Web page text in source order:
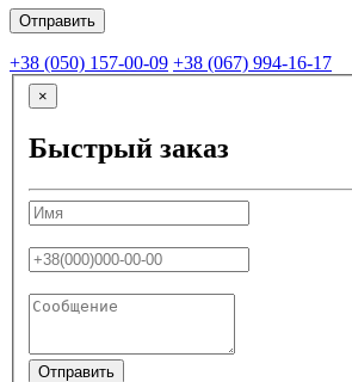
+38 (050) 157-00-09 +38 (067) 994-16-17
×
Быстрый заказ
Отправить